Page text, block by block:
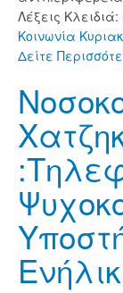
Λέξεις Κλειδιά:
Κοινωνία
Δείτε